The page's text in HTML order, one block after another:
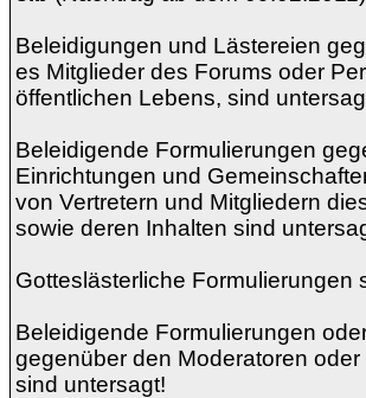
Beleidigungen und Lästereien
es Mitglieder des Forums oder
öffentlichen Lebens, sind
Beleidigende Formulierungen
Einrichtungen und
von Vertretern und Mitgliedern
sowie deren Inhalten sind
Gotteslästerliche Formulierungen
Beleidigende Formulierungen
gegenüber den Moderatoren
sind untersagt!